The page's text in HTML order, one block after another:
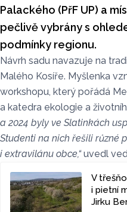
Palackého (PřF UP) a
pečlivě vybrány s
podmínky regionu.
Návrh sadu navazuje na
Malého Kosíře. Myšlenka
workshopu, který pořádá
a katedra ekologie a
a 2024 byly ve Slatinkách
Studenti na nich řešili různé
i extravilánu obce,“uvedl
V
i pietní
Jirku